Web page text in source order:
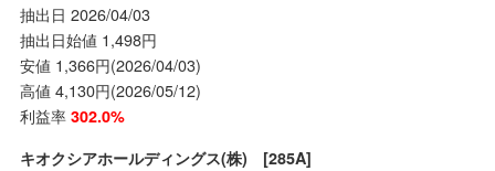
抽出日 2026/04/03
抽出日始値 1,498円
安値 1,366円(2026/04/03)
高値 4,130円(2026/05/12)
利益率 302.0%
キオクシアホールディングス(株) [285A]